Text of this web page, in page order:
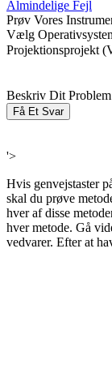
Almindelige Fejl
Prøv Vores
Vælg
Projektionsprojekt
Beskriv Dit Problem
Få Et Svar
'>
Hvis genvejstaster
skal du prøve
hver af disse
hver metode. Gå
vedvarer. Efter at